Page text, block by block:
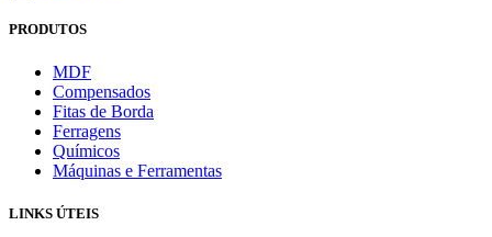
PRODUTOS
MDF
Compensados
Fitas de Borda
Ferragens
Químicos
Máquinas e Ferramentas
LINKS ÚTEIS